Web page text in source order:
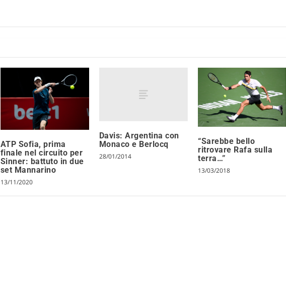
ATP Sofia, prima
finale nel circuito per
Sinner: battuto in due
set Mannarino
13/11/2020
Davis: Argentina con
Monaco e Berlocq
28/01/2014
“Sarebbe bello
ritrovare Rafa sulla
terra…”
13/03/2018